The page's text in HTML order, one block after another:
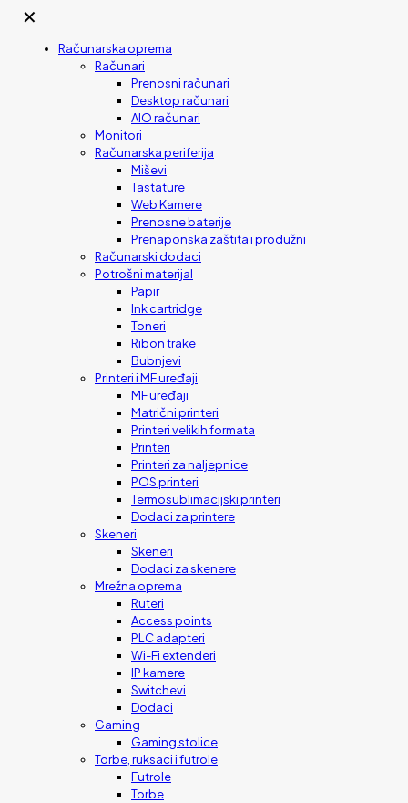
✕
Računarska oprema
Računari
Prenosni računari
Desktop računari
AIO računari
Monitori
Računarska periferija
Miševi
Tastature
Web Kamere
Prenosne baterije
Prenaponska zaštita i produžni
Računarski dodaci
Potrošni materijal
Papir
Ink cartridge
Toneri
Ribon trake
Bubnjevi
Printeri i MF uređaji
MF uređaji
Matrični printeri
Printeri velikih formata
Printeri
Printeri za naljepnice
POS printeri
Termosublimacijski printeri
Dodaci za printere
Skeneri
Skeneri
Dodaci za skenere
Mrežna oprema
Ruteri
Access points
PLC adapteri
Wi-Fi extenderi
IP kamere
Switchevi
Dodaci
Gaming
Gaming stolice
Torbe, ruksaci i futrole
Futrole
Torbe